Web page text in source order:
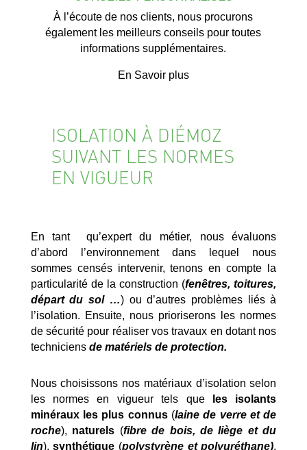
À l’écoute de nos clients, nous procurons
également les meilleurs conseils pour toutes
informations supplémentaires.
En Savoir plus
ISOLATION À DIÉMOZ
SUIVANT LES NORMES
EN VIGUEUR
En tant qu’expert du métier, nous évaluons
d’abord l’environnement dans lequel nous
sommes censés intervenir, tenons en compte la
particularité de la construction (fenêtres, toitures,
départ du sol …) ou d’autres problèmes liés à
l’isolation. Ensuite, nous prioriserons les normes
de sécurité pour réaliser vos travaux en dotant nos
techniciens de matériels de protection.
Nous choisissons nos matériaux d’isolation selon
les normes en vigueur tels queles isolants
minéraux les plus connus(laine de verre et de
roche), naturels (fibre de bois, de liège et du
lin),synthétique (polystyrène et polyuréthane),